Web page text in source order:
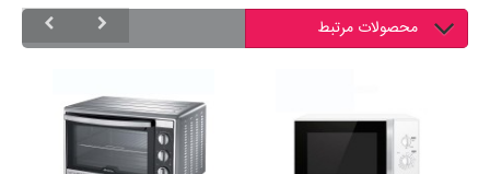
محصولات مرتبط